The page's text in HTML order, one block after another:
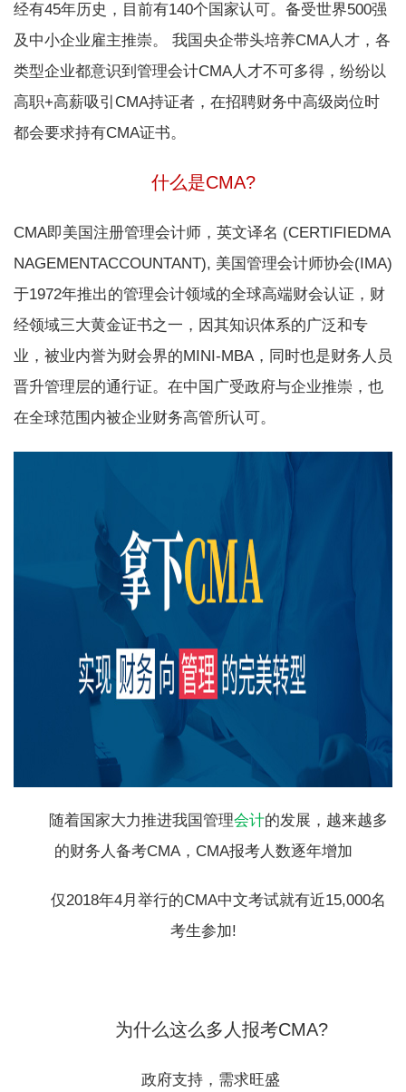
经有45年历史，目前有140个国家认可。备受世界500强
及中小企业雇主推崇。 我国央企带头培养CMA人才，各
类型企业都意识到管理会计CMA人才不可多得，纷纷以
高职+高薪吸引CMA持证者，在招聘财务中高级岗位时
都会要求持有CMA证书。
什么是CMA?
CMA即美国注册管理会计师，英文译名 (CERTIFIEDMA
NAGEMENTACCOUNTANT), 美国管理会计师协会(IMA)
于1972年推出的管理会计领域的全球高端财会认证，财
经领域三大黄金证书之一，因其知识体系的广泛和专
业，被业内誉为财会界的MINI-MBA，同时也是财务人员
晋升管理层的通行证。在中国广受政府与企业推崇，也
在全球范围内被企业财务高管所认可。
随着国家大力推进我国管理会计的发展，越来越多
的财务人备考CMA，CMA报考人数逐年增加
仅2018年4月举行的CMA中文考试就有近15,000名
考生参加!
为什么这么多人报考CMA?
政府支持，需求旺盛